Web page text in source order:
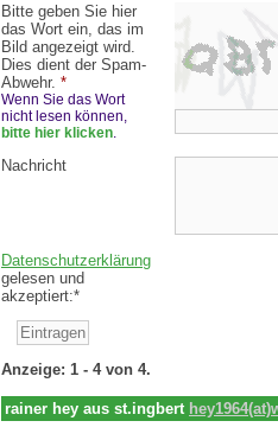
Bitte geben Sie hier
das Wort ein, das im
Bild angezeigt wird.
Dies dient der Spam-
Abwehr. *
Wenn Sie das Wort
nicht lesen können,
bitte hier klicken.
Nachricht
Datenschutzerklärung
gelesen und
akzeptiert:*
Anzeige: 1 - 4 von 4.
rainer hey aus st.ingbert